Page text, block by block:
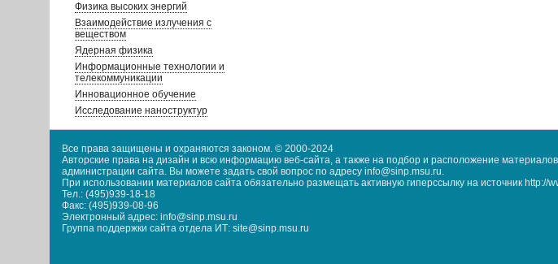
Физика высоких энергий
Взаимодействие излучения с
веществом
Ядерная физика
Информационные технологии и
телекоммуникации
Инновационное обучение
Исследование наноструктур
Все права защищены и охраняются законом. © 2000-2024
Авторские права на дизайн и всю информацию веб-сайта, а также на подбор и расположение
администрации сайта. Вы можете задать свой вопрос по адресу info@sinp.msu.ru.
При использовании материалов сайта обязательно размещать активную гиперссылку на источник http://
Тел.: (495)939-18-18
Факс: (495)939-08-96
Электронный адрес: info@sinp.msu.ru
Группа поддержки сайта отдела ИТ: site@sinp.msu.ru